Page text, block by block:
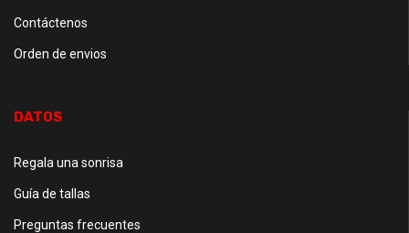
Contáctenos
Orden de envios
DATOS
Regala una sonrisa
Guía de tallas
Preguntas frecuentes